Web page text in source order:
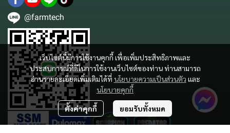
เว็บไซต์นี้มีการใช้งานคุกกี้ เพื่อเพิ่มประสิทธิภาพและ
ประสบการณ์ที่ดีในการใช้งานเว็บไซต์ของท่าน ท่านสามารถ
อ่านรายละเอียดเพิ่มเติมได้ที่ นโยบายความเป็นส่วนตัว และ
นโยบายคุกกี้
ตั้งค่าคุกกี้ ยอมรับทั้งหมด
@farmtech